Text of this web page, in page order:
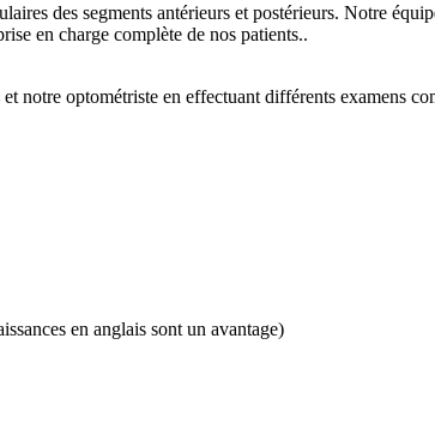
des segments antérieurs et postérieurs. Notre
en charge complète de nos patients..
notre optométriste en effectuant différents examens
en anglais sont un avantage)